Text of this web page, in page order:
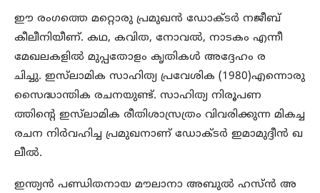
ഈ രംഗത്തെ മറ്റൊരു പ്രമുഖന്‍ ഡോക്ടര്‍ നജീബ്
കീലീനിയീണ്. കഥ, കവിത, നോവല്‍, നാടകം എന്നീ
മേഖലകളില്‍ മുപ്പതോളം കൃതികള്‍ അദ്ദേഹം ര
ചിച്ചു. ഇസ്‌ലാമിക സാഹിത്യ പ്രവേശിക (1980)എന്നൊരു
സൈദ്ധാന്തിക രചനയുണ്ട്. സാഹിത്യ നിരൂപണ
ത്തിന്‍റെ ഇസ്‌ലാമിക രീതിശാസ്രത്രം വിവരിക്കുന്ന മികച്ച
രചന നിര്‍വഹിച്ച പ്രമുഖനാണ് ഡോക്ടര്‍ ഇമാമുദ്ദീന്‍ ഖ
ലീല്‍.
ഇന്ത്യന്‍ പണ്ഡിതനായ മൗലാനാ അബുല്‍ ഹസ്ന്‍ അ